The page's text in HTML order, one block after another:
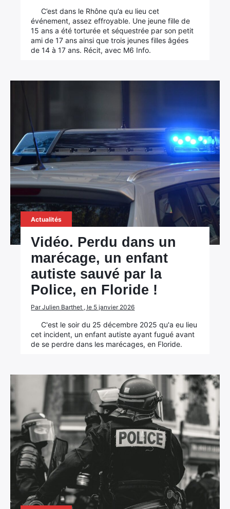
C’est dans le Rhône qu’a eu lieu cet
événement, assez effroyable. Une jeune fille de
15 ans a été torturée et séquestrée par son petit
ami de 17 ans ainsi que trois jeunes filles âgées
de 14 à 17 ans. Récit, avec M6 Info.
Actualités
Vidéo. Perdu dans un
marécage, un enfant
autiste sauvé par la
Police, en Floride !
Par Julien Barthet , le 5 janvier 2026
C'est le soir du 25 décembre 2025 qu'a eu lieu
cet incident, un enfant autiste ayant fugué avant
de se perdre dans les marécages, en Floride.